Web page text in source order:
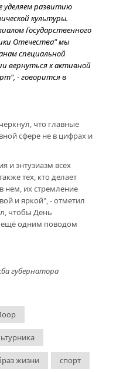
уделяем развитию
культуры.
Государственного
Отечества" мы
специальной
вернуться к активной
- говорится в
что главные
сфере не в цифрах и
и энтузиазм всех
тех, кто делает
нем, их стремление
и яркой", - отметил
чтобы День
ещё одним поводом
губернатора
жизни спорт